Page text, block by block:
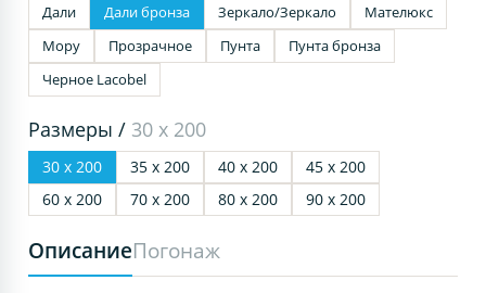
Дали
Дали бронза Зеркало/Зеркало
Мателюкс
Мору
Прозрачное Пунта
Пунта бронза
Черное Lacobel
Размеры / 30 х 200
30 х 200 35 х 200 40 х 200
45 х 200
60 х 200
70 х 200 80 х 200 90 х 200
ОписаниеПогонаж